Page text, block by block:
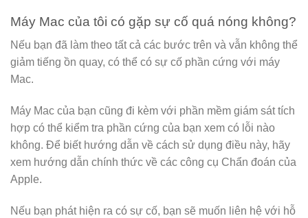
Máy Mac của tôi có gặp sự cố quá nóng không?
Nếu bạn đã làm theo tất cả các bước trên và vẫn không thể
giảm tiếng ồn quay, có thể có sự cố phần cứng với máy
Mac.
Máy Mac của bạn cũng đi kèm với phần mềm giám sát tích
hợp có thể kiểm tra phần cứng của bạn xem có lỗi nào
không. Để biết hướng dẫn về cách sử dụng điều này, hãy
xem hướng dẫn chính thức về các công cụ Chẩn đoán của
Apple.
Nếu bạn phát hiện ra có sự cố, bạn sẽ muốn liên hệ với hỗ